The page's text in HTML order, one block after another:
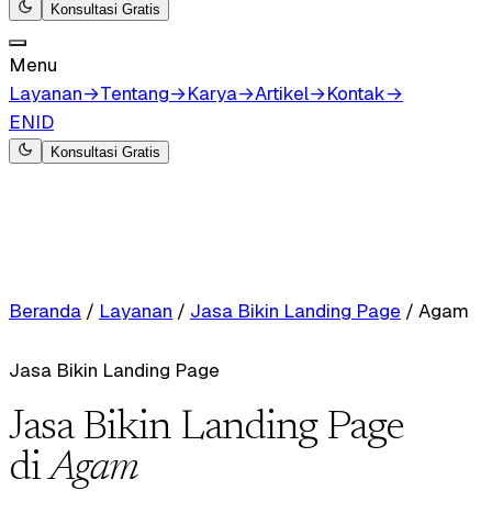
Konsultasi Gratis
Menu
Layanan→Tentang→Karya→Artikel→Kontak→
ENID
Konsultasi Gratis
Beranda / Layanan / Jasa Bikin Landing Page / Agam
Jasa Bikin Landing Page
Jasa Bikin Landing Page
diAgam